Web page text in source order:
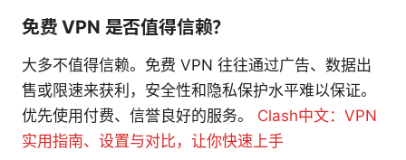
免费 VPN 是否值得信赖？
大多不值得信赖。免费 VPN 往往通过广告、数据出
售或限速来获利，安全性和隐私保护水平难以保证。
优先使用付费、信誉良好的服务。 Clash中文：VPN
实用指南、设置与对比，让你快速上手